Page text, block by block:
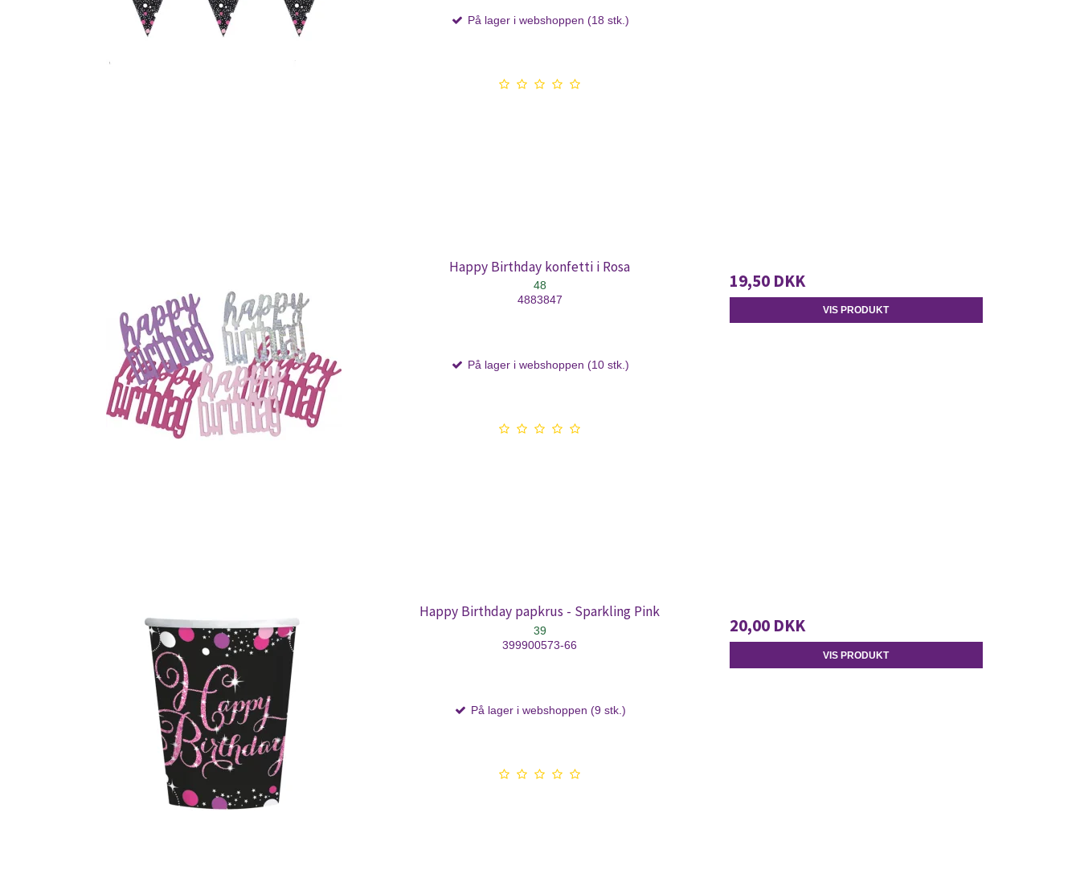
På lager i webshoppen (18 stk.)
Happy Birthday konfetti i Rosa
48
4883847
På lager i webshoppen (10 stk.)
19,50 DKK
VIS PRODUKT
Happy Birthday papkrus - Sparkling Pink
39
399900573-66
På lager i webshoppen (9 stk.)
20,00 DKK
VIS PRODUKT